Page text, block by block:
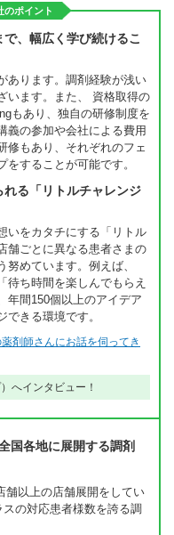
ポイント
、幅広く学び続けるこ
あります。調剤経験が浅い
います。また、 資格取得の
もあり、独自の研修制度を
義の参加や会社による費用
修もあり、それぞれのフェ
することが可能です。
る「リトルチャレンジ
いをカタチにする「リトル
舗ごとに異なる患者さまの
めています。例えば、
待ち時間を楽しんでもらえ
年間150個以上のアイデア
きる環境です。
剤師さんにお話を伺ってき
へインタビュー！
国各地に展開する調剤
舗以上の店舗展開をしてい
の対応患者様数を誇る調